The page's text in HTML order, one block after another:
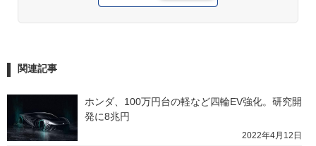
関連記事
ホンダ、100万円台の軽など四輪EV強化。研究開
発に8兆円
2022年4月12日